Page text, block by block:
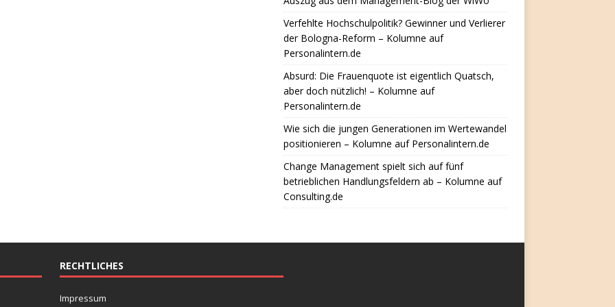
Verfehlte Hochschulpolitik? Gewinner und Verlierer
der Bologna-Reform – Kolumne auf
Personalintern.de
Absurd: Die Frauenquote ist eigentlich Quatsch,
aber doch nützlich! – Kolumne auf
Personalintern.de
Wie sich die jungen Generationen im Wertewandel
positionieren – Kolumne auf Personalintern.de
Change Management spielt sich auf fünf
betrieblichen Handlungsfeldern ab – Kolumne auf
Consulting.de
RECHTLICHES
Impressum